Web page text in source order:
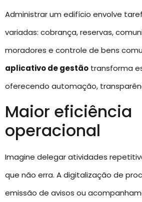
Administrar um edifício envolve
variadas: cobrança, reservas,
moradores e controle de bens
aplicativo de gestão transforma
oferecendo automação,
Maior eficiência
operacional
Imagine delegar atividades
que não erra. A digitalização de
emissão de avisos ou